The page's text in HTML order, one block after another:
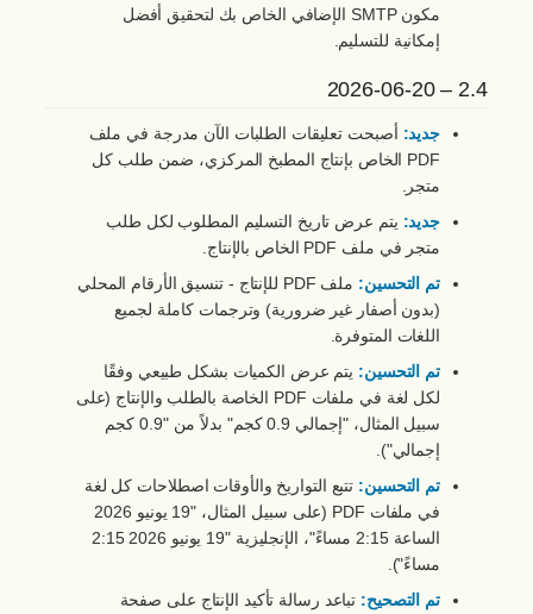
مكون SMTP الإضافي الخاص بك لتحقيق أفضل
إمكانية للتسليم.
2.4 – 2026-06-20
جديد: أصبحت تعليقات الطلبات الآن مدرجة في ملف
PDF الخاص بإنتاج المطبخ المركزي، ضمن طلب كل
متجر.
جديد: يتم عرض تاريخ التسليم المطلوب لكل طلب
متجر في ملف PDF الخاص بالإنتاج.
تم التحسين:
ملف PDF للإنتاج - تنسيق الأرقام المحلي
(بدون أصفار غير ضرورية) وترجمات كاملة لجميع
اللغات المتوفرة.
تم التحسين: يتم عرض الكميات بشكل طبيعي وفقًا
لكل لغة في ملفات PDF الخاصة بالطلب والإنتاج (على
سبيل المثال، "إجمالي 0.9 كجم" بدلاً من "0.9 كجم
إجمالي").
تم التحسين: تتبع التواريخ والأوقات اصطلاحات كل لغة
في ملفات PDF (على سبيل المثال، "19 يونيو 2026
الساعة 2:15 مساءً"، الإنجليزية "19 يونيو 2026 2:15
مساءً").
تم التصحيح: تباعد رسالة تأكيد الإنتاج على صفحة